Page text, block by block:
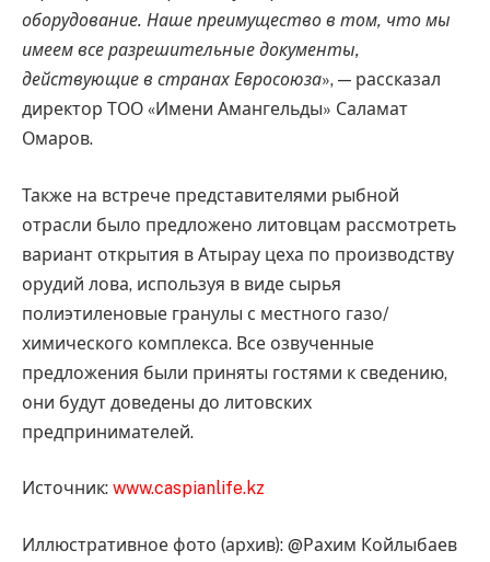
оборудование. Наше преимущество в том, что мы
имеем все разрешительные документы,
действующие в странах Евросоюза», — рассказал
директор ТОО «Имени Амангельды» Саламат
Омаров.
Также на встрече представителями рыбной
отрасли было предложено литовцам рассмотреть
вариант открытия в Атырау цеха по производству
орудий лова, используя в виде сырья
полиэтиленовые гранулы с местного газо/
химического комплекса. Все озвученные
предложения были приняты гостями к сведению,
они будут доведены до литовских
предпринимателей.
Источник: www.caspianlife.kz
Иллюстративное фото (архив): @Рахим Койлыбаев